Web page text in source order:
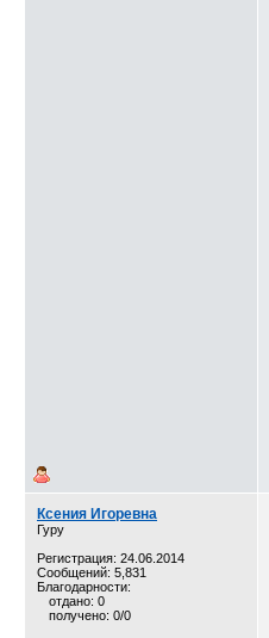
Ксения Игоревна
Гуру
Регистрация: 24.06.2014
Сообщений: 5,831
Благодарности:
отдано: 0
получено: 0/0